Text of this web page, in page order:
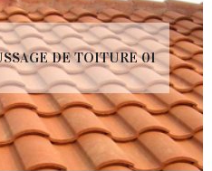
DE TOITURE 01